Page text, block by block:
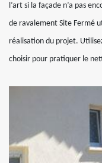
l’art si la façade n’a pas
de ravalement Site Fermé
réalisation du projet.
choisir pour pratiquer le